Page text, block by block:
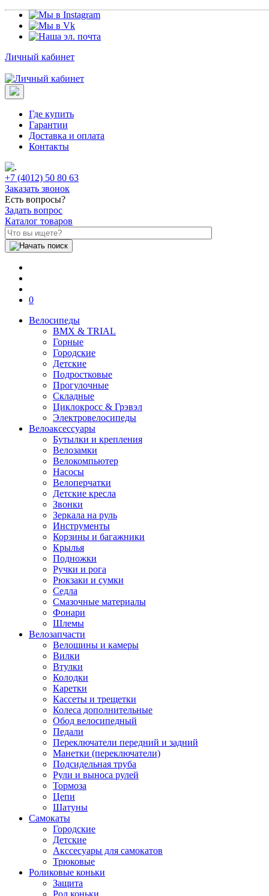
Личный кабинет
Где купить
Гарантии
Доставка и оплата
Контакты
+7 (4012) 50 80 63
Заказать звонок
Есть вопросы?
Задать вопрос
Каталог товаров
0
Велосипеды
BMX & TRIAL
Горные
Городские
Детские
Подростковые
Прогулочные
Складные
Циклокросс & Грэвэл
Электровелосипеды
Велоаксессуары
Бутылки и крепления
Велозамки
Велокомпьютер
Насосы
Велоперчатки
Детские кресла
Звонки
Зеркала на руль
Инструменты
Корзины и багажники
Крылья
Подножки
Ручки и рога
Рюкзаки и сумки
Седла
Смазочные материалы
Фонари
Шлемы
Велозапчасти
Велошины и камеры
Вилки
Втулки
Колодки
Каретки
Кассеты и трещетки
Колеса дополнительные
Обод велосипедный
Педали
Переключатели передний и задний
Манетки (переключатели)
Подсидельная труба
Рули и выноса рулей
Тормоза
Цепи
Шатуны
Самокаты
Городские
Детские
Акссесуары для самокатов
Трюковые
Роликовые коньки
Защита
Рол.коньки